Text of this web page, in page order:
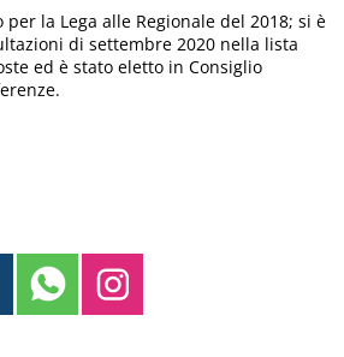
la Lega alle Regionale del 2018; si è
di settembre 2020 nella lista
ed è stato eletto in Consiglio